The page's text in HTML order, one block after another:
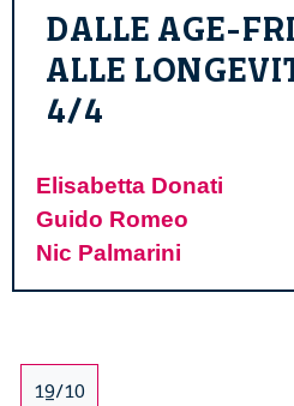
DALLE AGE-
ALLE
4/4
Elisabetta Donati
Guido Romeo
Nic Palmarini
19/10